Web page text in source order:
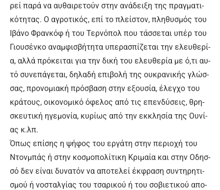
ρεί πα­ρά να αυ­θαι­ρε­τούν στην α­νά­δει­ξη της πραγ­μα­τι­
κό­τη­τας. Ο α­γρο­τι­κός, ε­πί το πλεί­στον, πλη­θυ­σμός του
Ι­βά­νο Φραν­κόφ ή του Τερ­νό­πολ που τάσ­σε­ται υ­πέρ του
Γιου­σέν­κο α­ναμ­φι­σβή­τη­τα υ­πε­ρα­σπί­ζε­ται την ε­λευ­θε­ρί­
α, αλ­λά πρό­κει­ται για την δι­κή του ε­λευ­θε­ρί­α με ό­,τι αυ­
τό συ­νε­πά­γε­ται, δη­λα­δή ε­πι­βο­λή της ου­κρα­νι­κής γλώσ­
σας, προ­νο­μια­κή πρό­σβα­ση στην ε­ξου­σί­α, έ­λεγ­χο του
κρά­τους, οι­κο­νο­μι­κό ό­φε­λος α­πό τις ε­πεν­δύ­σεις, θρη­
σκευ­τι­κή η­γε­μο­νί­α, κυ­ρί­ως α­πό την εκ­κλη­σί­α της Ου­νί­
ας κ.λπ.
Ό­πως ε­πί­σης η ψή­φος του ερ­γά­τη στην πε­ριο­χή του
Ντον­μπάς ή στην κο­σμο­πο­λί­τι­κη Κρι­μαί­α και στην Ο­δησ­
σό δεν εί­ναι δυ­να­τόν να α­πο­τε­λεί έκ­φρα­ση συ­ντη­ρη­τι­
σμού ή νο­σταλ­γί­ας του τσα­ρι­κού ή του σο­βιε­τι­κού α­πο­